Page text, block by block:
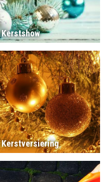
Kerstshow
Kerstversiering